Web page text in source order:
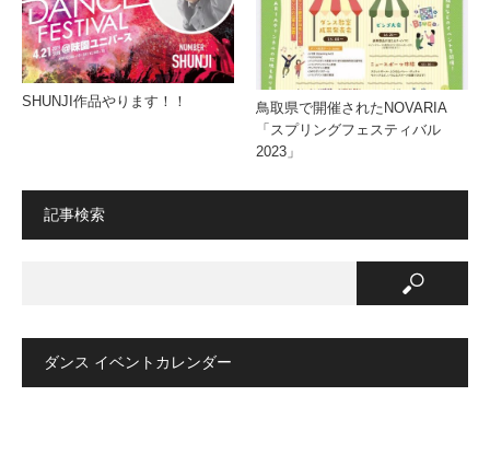
SHUNJI作品やります！！
鳥取県で開催されたNOVARIA
「スプリングフェスティバル
2023」
記事検索
ダンス イベントカレンダー